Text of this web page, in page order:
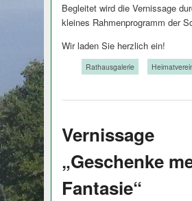
Begleitet wird die Vernissage
kleines Rahmenprogramm der
Wir laden Sie herzlich ein!
Rathausgalerie
Vernissage
„Geschenke
Fantasie“